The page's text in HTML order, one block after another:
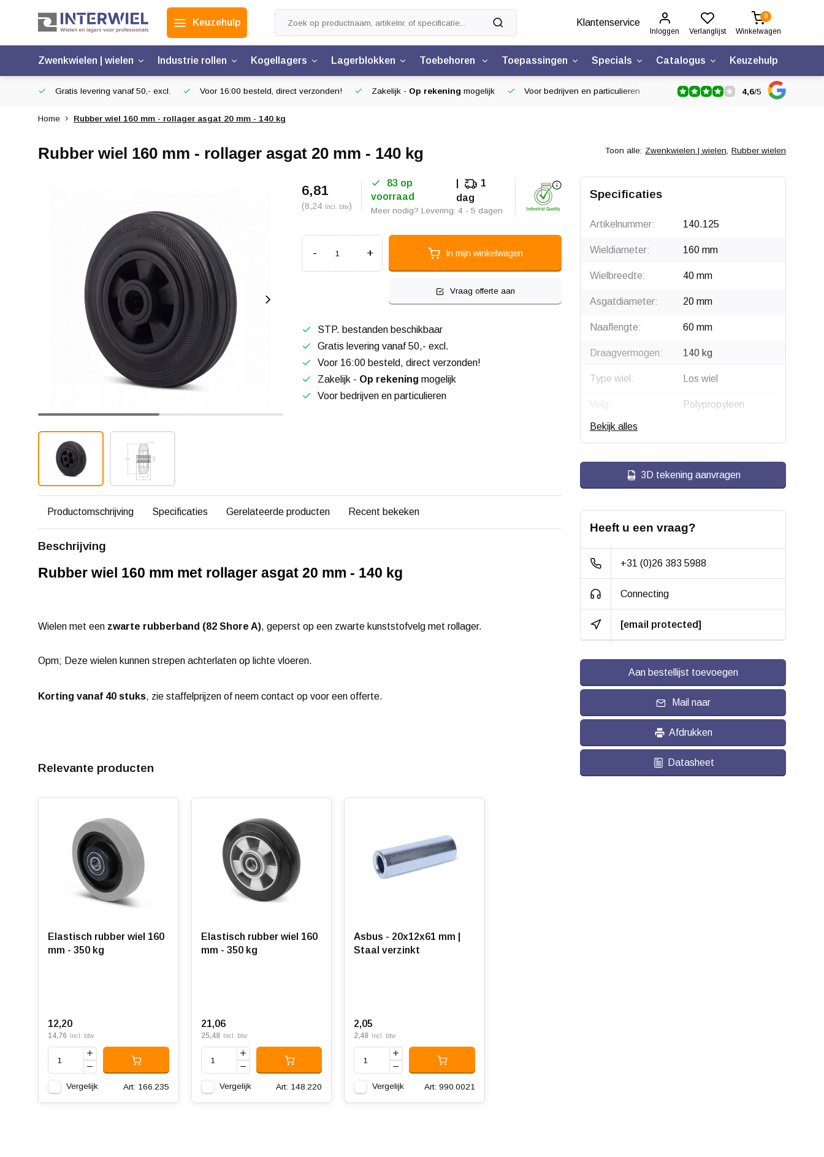
Keuzehulp Klantenservice
Inloggen Verlanglijst
0
Winkelwagen
Zwenkwielen | wielen Industrie rollen Kogellagers Lagerblokken Toebehoren Toepassingen Specials Catalogus Keuzehulp
Gratis levering vanaf 50,- excl. Voor 16:00 besteld, direct verzonden! Zakelijk - Op rekening mogelijk Voor bedrijven en particulieren 4,6/5
Home Rubber wiel 160 mm - rollager asgat 20 mm - 140 kg
Rubber wiel 160 mm - rollager asgat 20 mm - 140 kg Toon alle: Zwenkwielen | wielen, Rubber wielen
6,81
(8,24 Incl. btw)
83 op
voorraad
1
dag
Meer nodig? Levering: 4 - 5 dagen
- + In mijn winkelwagen
Vraag offerte aan
STP. bestanden beschikbaar
Gratis levering vanaf 50,- excl.
Voor 16:00 besteld, direct verzonden!
Zakelijk - Op rekening mogelijk
Voor bedrijven en particulieren
Productomschrijving Specificaties Gerelateerde producten Recent bekeken
Beschrijving
Rubber wiel 160 mm met rollager asgat 20 mm - 140 kg
Wielen met een zwarte rubberband (82 Shore A), geperst op een zwarte kunststofvelg met rollager.
Opm; Deze wielen kunnen strepen achterlaten op lichte vloeren.
Korting vanaf 40 stuks, zie staffelprijzen of neem contact op voor een offerte.
Relevante producten
Elastisch rubber wiel 160
mm - 350 kg
12,20
14,76 Incl. btw
Vergelijk Art: 166.235
Elastisch rubber wiel 160
mm - 350 kg
21,06
25,48 Incl. btw
Vergelijk Art: 148.220
Asbus - 20x12x61 mm |
Staal verzinkt
2,05
2,48 Incl. btw
Vergelijk Art: 990.0021
Specificaties
Artikelnummer: 140.125
Wieldiameter: 160 mm
Wielbreedte: 40 mm
Asgatdiameter: 20 mm
Naaflengte: 60 mm
Draagvermogen: 140 kg
Type wiel: Los wiel
Velg: Polypropyleen
Wiellager:
Hardheid band: ca. 82 shore A
Slijtvast:
Geluiddempend:
Geschikt voor:
Vlakke ondergrond
en Buitenterrein
Bekijk alles
3D tekening aanvragen
Heeft u een vraag?
+31 (0)26 383 5988
Connecting
[email protected]
Aan bestellijst toevoegen
Mail naar
Afdrukken
Datasheet